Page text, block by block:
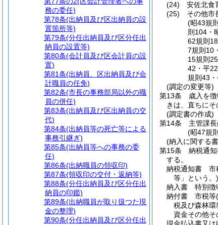
(24)
安佐北食
(25)
その他市
(昭43規
則104・
62規則
7規則10
15規則
42・平
規則43
(調定の変更等)
第13条
歳入を
きは、直ちに
(調定書の作成)
第14条
主管課
(昭47規
(納入に関する
第15条
納税通
する。
納税通知書 市
等」という。)
納入書 特別徴
納付書 市税等
税及び森林
資金その他
務の委任)
第78条(出納員及び区出納員の設
置箇所等)
第79条(分任出納員及び区分任出
納員の設置等)
第80条(会計員及び区会計員の設
置)
第81条(出納員、区出納員及び会
計職員の任免)
第82条(市長の事務部局以外の職
員の併任)
第83条(出納員及び区出納員の交
代)
第84条(出納員等の死亡等による
事務引継ぎ)
第85条(出納員等への事務の委
任)
第86条(出納職員の領収印)
第87条(領収印の交付・返納等)
第88条(分任出納員及び区分任出
納員の印鑑)
第89条(出納職員が取り扱つた現
金の整理)
第90条(分任出納員及び区分任出